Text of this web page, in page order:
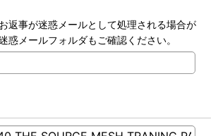
返事が迷惑メールとして処理される場合が
惑メールフォルダもご確認ください。